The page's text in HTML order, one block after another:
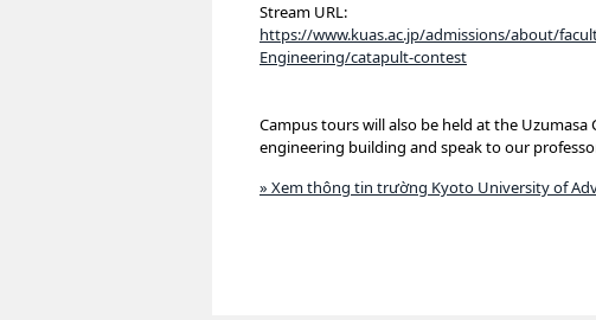
Stream URL:
https://www.kuas.ac.jp/admissions/about/
Engineering/catapult-contest
Campus tours will also be held at the
engineering building and speak to our
» Xem thông tin trường Kyoto University of